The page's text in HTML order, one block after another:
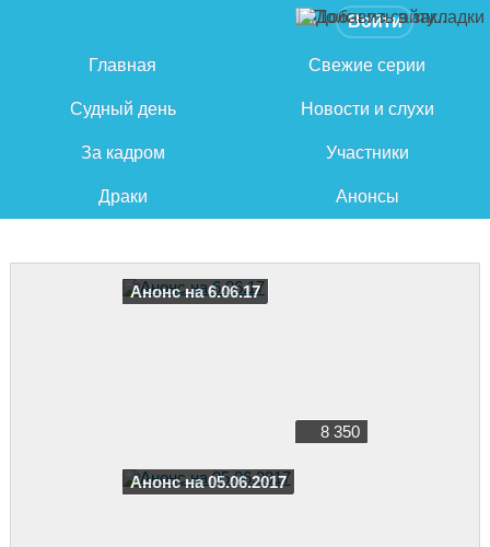
Войти
Главная Свежие серии
Судный день Новости и слухи
За кадром Участники
Драки Анонсы
Анонс на 6.06.17
8 350
Анонс на 05.06.2017